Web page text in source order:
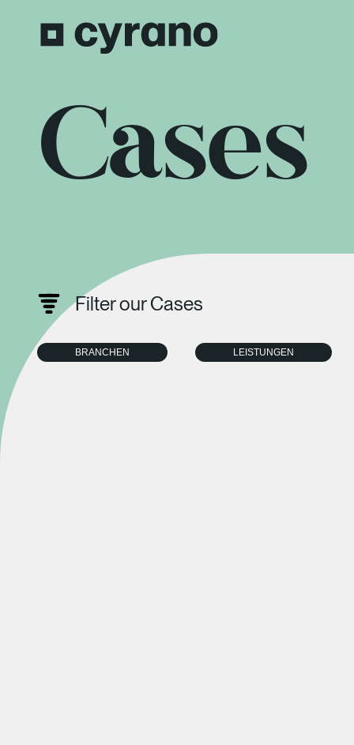
Cases
Filter our Cases
BRANCHEN LEISTUNGEN